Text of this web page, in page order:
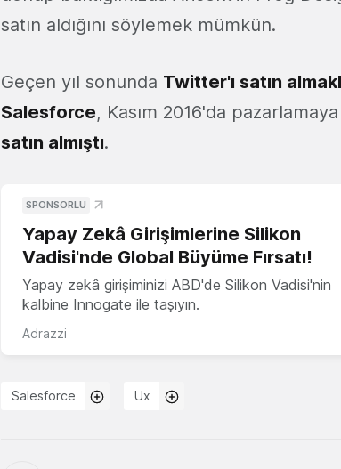
satın aldığını söylemek mümkün.
Geçen yıl sonunda Twitter'ı satın
Salesforce, Kasım 2016'da
satın almıştı.
SPONSORLU
Yapay Zekâ Girişimlerine Silikon
Vadisi'nde Global Büyüme Fırsatı!
Yapay zekâ girişiminizi ABD'de Silikon Vadisi'nin
kalbine Innogate ile taşıyın.
Adrazzi
Salesforce Ux